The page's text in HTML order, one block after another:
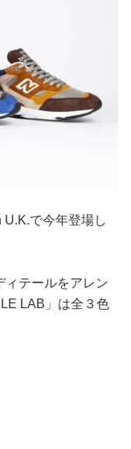
U.K.で今年登場し
ィテールをアレン
LAB」は全３色